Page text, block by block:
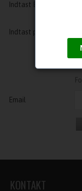
Indtast Email
Indtast password
Email
KONTAKT